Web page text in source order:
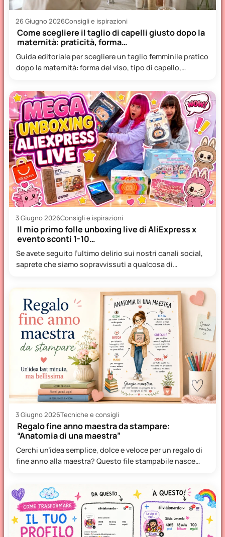
26 Giugno 2026Consigli e ispirazioni
Come scegliere il taglio di capelli giusto dopo la
maternità: praticità, forma…
Guida editoriale per scegliere un taglio femminile pratico
dopo la maternità: forma del viso, tipo di capello,
3 Giugno 2026Consigli e ispirazioni
Il mio primo folle unboxing live di AliExpress x
evento sconti 1-10…
Se avete seguito l’ultimo delirio sui nostri canali social,
saprete che siamo sopravvissuti a qualcosa di
3 Giugno 2026Tecniche e consigli
Regalo fine anno maestra da stampare:
“Anatomia di una maestra”
Cerchi un’idea semplice, dolce e veloce per un regalo di
fine anno alla maestra? Questo file stampabile nasce…